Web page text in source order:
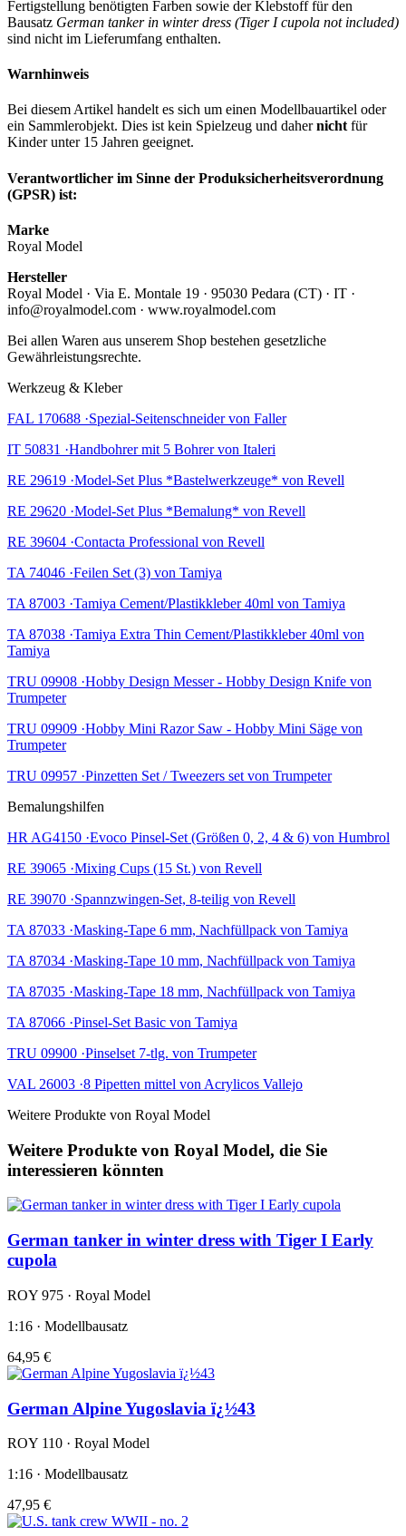
Fertigstellung benötigten Farben sowie der Klebstoff für den
Bausatz German tanker in winter dress (Tiger I cupola not included)
sind nicht im Lieferumfang enthalten.
Warnhinweis
Bei diesem Artikel handelt es sich um einen Modellbauartikel oder
ein Sammlerobjekt. Dies ist kein Spielzeug und dahernicht für
Kinder unter 15 Jahren geeignet.
Verantwortlicher im Sinne der Produksicherheitsverordnung
(GPSR) ist:
Marke
Royal Model
Hersteller
Royal Model · Via E. Montale 19 · 95030 Pedara (CT) · IT ·
info@royalmodel.com · www.royalmodel.com
Bei allen Waren aus unserem Shop bestehen gesetzliche
Gewährleistungsrechte.
Werkzeug & Kleber
FAL 170688 ·Spezial-Seitenschneider von Faller
IT 50831 ·Handbohrer mit 5 Bohrer von Italeri
RE 29619 ·Model-Set Plus *Bastelwerkzeuge* von Revell
RE 29620 ·Model-Set Plus *Bemalung* von Revell
RE 39604 ·Contacta Professional von Revell
TA 74046 ·Feilen Set (3) von Tamiya
TA 87003 ·Tamiya Cement/Plastikkleber 40ml von Tamiya
TA 87038 ·Tamiya Extra Thin Cement/Plastikkleber 40ml von
Tamiya
TRU 09908 ·Hobby Design Messer - Hobby Design Knife von
Trumpeter
TRU 09909 ·Hobby Mini Razor Saw - Hobby Mini Säge von
Trumpeter
TRU 09957 ·Pinzetten Set / Tweezers set von Trumpeter
Bemalungshilfen
HR AG4150 ·Evoco Pinsel-Set (Größen 0, 2, 4 & 6) von Humbrol
RE 39065 ·Mixing Cups (15 St.) von Revell
RE 39070 ·Spannzwingen-Set, 8-teilig von Revell
TA 87033 ·Masking-Tape 6 mm, Nachfüllpack von Tamiya
TA 87034 ·Masking-Tape 10 mm, Nachfüllpack von Tamiya
TA 87035 ·Masking-Tape 18 mm, Nachfüllpack von Tamiya
TA 87066 ·Pinsel-Set Basic von Tamiya
TRU 09900 ·Pinselset 7-tlg. von Trumpeter
VAL 26003 ·8 Pipetten mittel von Acrylicos Vallejo
Weitere Produkte von Royal Model
Weitere Produkte von Royal Model, die Sie
interessieren könnten
German tanker in winter dress with Tiger I Early
cupola
ROY 975 · Royal Model
1:16 · Modellbausatz
64,95 €
German Alpine Yugoslavia ï¿½43
ROY 110 · Royal Model
1:16 · Modellbausatz
47,95 €